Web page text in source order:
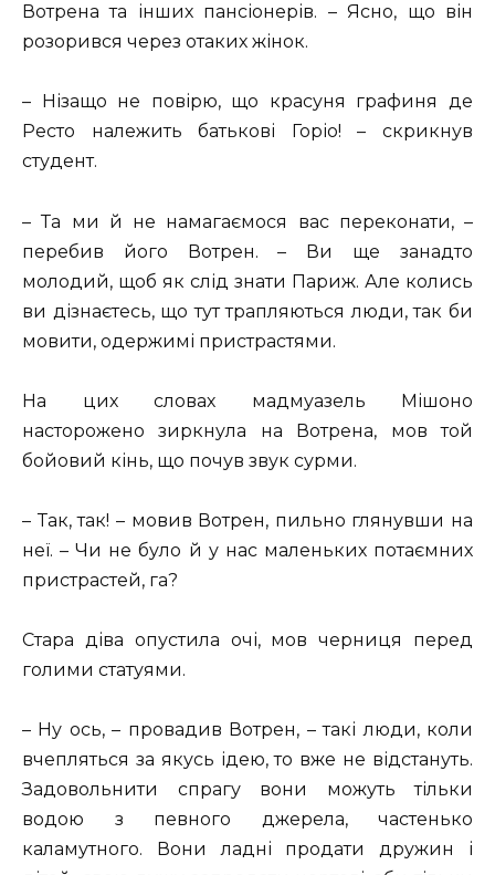
Вотрена та інших пансіонерів. – Ясно, що він
розорився через отаких жінок.
– Нізащо не повірю, що красуня графиня де
Ресто належить батькові Горіо! – скрикнув
студент.
– Та ми й не намагаємося вас переконати, –
перебив його Вотрен. – Ви ще занадто
молодий, щоб як слід знати Париж. Але колись
ви дізнаєтесь, що тут трапляються люди, так би
мовити, одержимі пристрастями.
На цих словах мадмуазель Мішоно
насторожено зиркнула на Вотрена, мов той
бойовий кінь, що почув звук сурми.
– Так, так! – мовив Вотрен, пильно глянувши на
неї. – Чи не було й у нас маленьких потаємних
пристрастей, га?
Стара діва опустила очі, мов черниця перед
голими статуями.
– Ну ось, – провадив Вотрен, – такі люди, коли
вчепляться за якусь ідею, то вже не відстануть.
Задовольнити спрагу вони можуть тільки
водою з певного джерела, частенько
каламутного. Вони ладні продати дружин і